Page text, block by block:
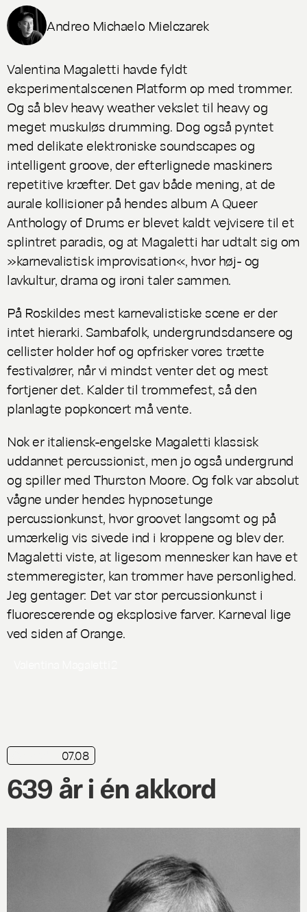
Andreo Michaelo Mielczarek
Valentina Magaletti havde fyldt
eksperimentalscenen Platform op med trommer.
Og så blev heavy weather vekslet til heavy og
meget muskuløs drumming. Dog også pyntet
med delikate elektroniske soundscapes og
intelligent groove, der efterlignede maskiners
repetitive kræfter. Det gav både mening, at de
aurale kollisioner på hendes album A Queer
Anthology of Drums er blevet kaldt vejvisere til et
splintret paradis, og at Magaletti har udtalt sig om
»karnevalistisk improvisation«, hvor høj- og
lavkultur, drama og ironi taler sammen.
På Roskildes mest karnevalistiske scene er der
intet hierarki. Sambafolk, undergrundsdansere og
cellister holder hof og opfrisker vores trætte
festivalører, når vi mindst venter det og mest
fortjener det. Kalder til trommefest, så den
planlagte popkoncert må vente.
Nok er italiensk-engelske Magaletti klassisk
uddannet percussionist, men jo også undergrund
og spiller med Thurston Moore. Og folk var absolut
vågne under hendes hypnosetunge
percussionkunst, hvor groovet langsomt og på
umærkelig vis sivede ind i kroppene og blev der.
Magaletti viste, at ligesom mennesker kan have et
stemmeregister, kan trommer have personlighed.
Jeg gentager: Det var stor percussionkunst i
fluorescerende og eksplosive farver. Karneval lige
ved siden af Orange.
07.08
639 år i én akkord